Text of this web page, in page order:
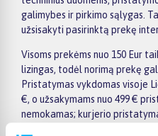
galimybes ir pirkimo sąlygas.
užsisakyti pasirinktą prekę
Visoms prekėms nuo 150 Eur
lizingas, todėl norimą prekę
Pristatymas vykdomas visoje
€, o užsakymams nuo 499 €
nemokamas; kurjerio